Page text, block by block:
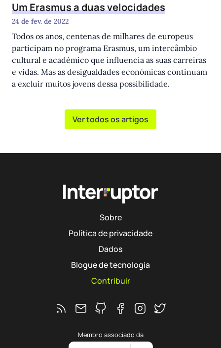
Um Erasmus a duas velocidades
24 de fev. de 2022
Todos os anos, centenas de milhares de europeus
participam no programa Erasmus, um intercâmbio
cultural e académico que influencia as suas carreiras
e vidas. Mas as desigualdades económicas continuam
a excluir muitos jovens dessa possibilidade.
Ver todos os artigos
Sobre
Política de privacidade
Dados
Blogue de tecnologia
Contribuir
Membro associado da